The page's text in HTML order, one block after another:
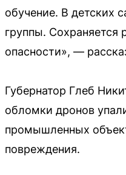
обучение. В детских
группы. Сохраняется
опасности», —
Губернатор Глеб
обломки дронов
промышленных
повреждения.